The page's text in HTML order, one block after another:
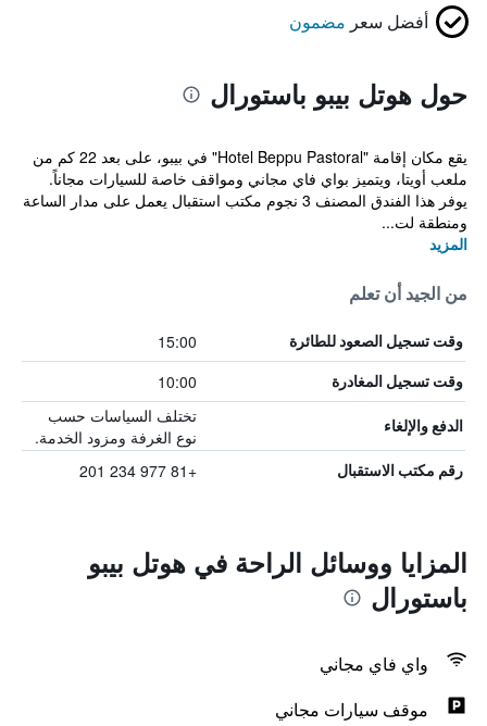
أفضل سعر مضمون
حول هوتل بيبو باستورال
يقع مكان إقامة "Hotel Beppu Pastoral" في بيبو، على بعد 22 كم من
ملعب أويتا، ويتميز بواي فاي مجاني ومواقف خاصة للسيارات مجاناً.
يوفر هذا الفندق المصنف 3 نجوم مكتب استقبال يعمل على مدار الساعة
ومنطقة لت...
المزيد
من الجيد أن تعلم
وقت تسجيل الصعود للطائرة 15:00
وقت تسجيل المغادرة 10:00
الدفع والإلغاء
تختلف السياسات حسب
نوع الغرفة ومزود الخدمة.
رقم مكتب الاستقبال +81 977 234 201
المزايا ووسائل الراحة في هوتل بيبو
باستورال
واي فاي مجاني
موقف سيارات مجاني